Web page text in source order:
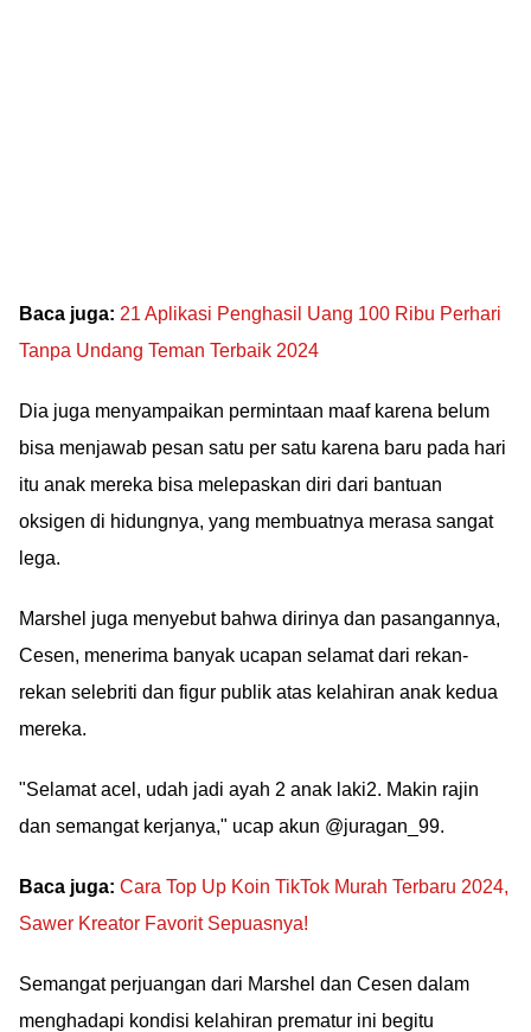
Baca juga: 21 Aplikasi Penghasil Uang 100 Ribu Perhari
Tanpa Undang Teman Terbaik 2024
Dia juga menyampaikan permintaan maaf karena belum
bisa menjawab pesan satu per satu karena baru pada hari
itu anak mereka bisa melepaskan diri dari bantuan
oksigen di hidungnya, yang membuatnya merasa sangat
lega.
Marshel juga menyebut bahwa dirinya dan pasangannya,
Cesen, menerima banyak ucapan selamat dari rekan-
rekan selebriti dan figur publik atas kelahiran anak kedua
mereka.
"Selamat acel, udah jadi ayah 2 anak laki2. Makin rajin
dan semangat kerjanya," ucap akun @juragan_99.
Baca juga: Cara Top Up Koin TikTok Murah Terbaru 2024,
Sawer Kreator Favorit Sepuasnya!
Semangat perjuangan dari Marshel dan Cesen dalam
menghadapi kondisi kelahiran prematur ini begitu